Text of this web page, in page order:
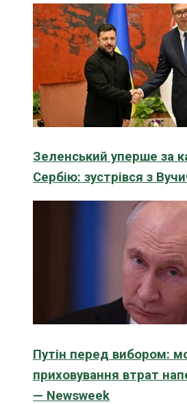
Зеленський уперше за
Сербію: зустрівся з
Путін перед вибором:
приховування втрат
— Newsweek